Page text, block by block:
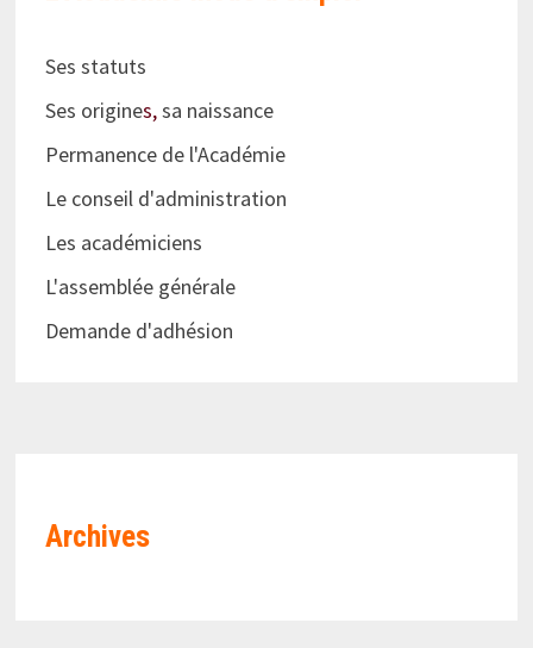
Ses statuts
Ses origines,sa naissance
Permanence de l'Académie
Le conseil d'administration
Les académiciens
L'assemblée générale
Demande d'adhésion
Archives